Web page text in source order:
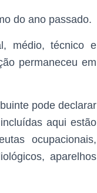
do ano passado.
médio, técnico e
permaneceu em
pode declarar
aqui estão
ocupacionais,
aparelhos